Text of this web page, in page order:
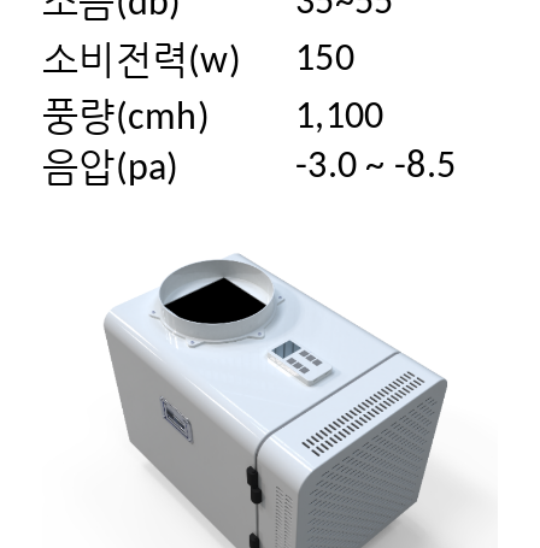
소비전력(w) 150
풍량(cmh) 1,100
음압(pa) -3.0 ~ -8.5